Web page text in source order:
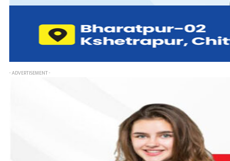
- ADVERTISEMENT -